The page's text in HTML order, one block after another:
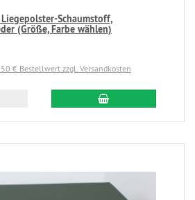
Schaumstoff,
(Größe, Farbe wählen)
€ Bestellwert zzgl. Versandkosten